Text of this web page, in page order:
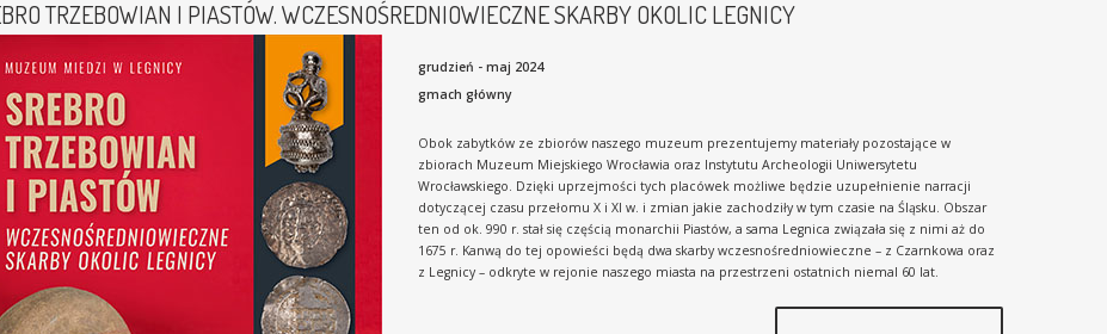
TRZEBOWIAN I PIASTÓW. WCZESNOŚREDNIOWIECZNE SKARBY OKOLIC LEGNICY
grudzień - maj 2024
gmach główny
Obok zabytków ze zbiorów naszego muzeum prezentujemy materiały pozostające w
zbiorach Muzeum Miejskiego Wrocławia oraz Instytutu Archeologii Uniwersytetu
Wrocławskiego. Dzięki uprzejmości tych placówek możliwe będzie uzupełnienie narracji
dotyczącej czasu przełomu X i XI w. i zmian jakie zachodziły w tym czasie na Śląsku. Obszar
ten od ok. 990 r. stał się częścią monarchii Piastów, a sama Legnica związała się z nimi aż do
1675 r. Kanwą do tej opowieści będą dwa skarby wczesnośredniowieczne – z Czarnkowa oraz
z Legnicy – odkryte w rejonie naszego miasta na przestrzeni ostatnich niemal 60 lat.